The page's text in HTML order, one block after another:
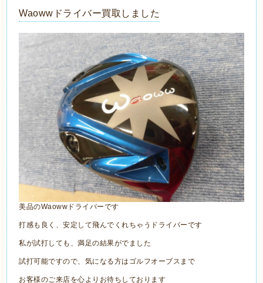
Waowwドライバー買取しました
美品のWaowwドライバーです
打感も良く、安定して飛んでくれちゃうドライバーです
私が試打しても、満足の結果がでました
試打可能ですので、気になる方はゴルフオーブスまで
お客様のご来店を心よりお待ちしております